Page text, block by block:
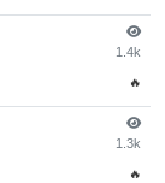
1.4k
🔥
1.3k
🔥